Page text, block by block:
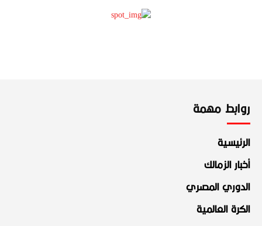
روابط مهمة
الرئيسية
أخبار الزمالك
الدوري المصري
الكرة العالمية